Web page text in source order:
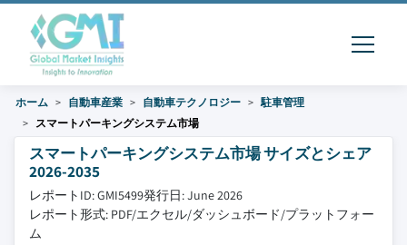
ホーム 自動車産業 自動車テクノロジー
駐車管理
スマートパーキングシステム市場
スマートパーキングシステム市場 サイズとシェア
2026-2035
レポートID: GMI5499発行日: June 2026
レポート形式: PDF/エクセル/ダッシュボード/プラットフォー
ム